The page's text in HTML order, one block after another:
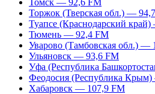
Томск — 92,6 FM
Торжок (Тверская обл.) —
Туапсе (Краснодарский
Тюмень — 92,4 FM
Уварово (Тамбовская обл.) —
Ульяновск — 93,6 FM
Уфа (Республика
Феодосия (Республика
Хабаровск — 107,9 FM